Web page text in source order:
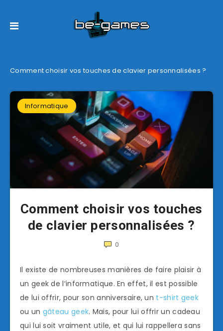
Comment choisir vos touches de clavier personnalisées ?
Informatique
Comment choisir vos touches
de clavier personnalisées ?
0
Il existe de nombreuses manières de faire plaisir à
un geek de l’informatique. En effet, il est possible
de lui offrir, pour son anniversaire, un t-shirt geek
ou un gâteau geek. Mais, pour lui offrir un cadeau
qui lui soit vraiment utile, et qui lui rappellera sans